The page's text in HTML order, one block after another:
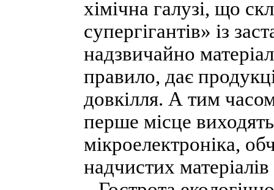
хімічна галузі, що
супергігантів» із
надзвичайно
правило, дає
довкілля. А тим
перше місце
мікроелектроніка,
надчистих